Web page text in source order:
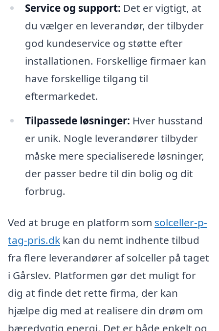
Service og support: Det er vigtigt, at
du vælger en leverandør, der tilbyder
god kundeservice og støtte efter
installationen. Forskellige firmaer kan
have forskellige tilgang til
eftermarkedet.
Tilpassede løsninger: Hver husstand
er unik. Nogle leverandører tilbyder
måske mere specialiserede løsninger,
der passer bedre til din bolig og dit
forbrug.
Ved at bruge en platform som solceller-p-
tag-pris.dk kan du nemt indhente tilbud
fra flere leverandører af solceller på taget
i Gårslev. Platformen gør det muligt for
dig at finde det rette firma, der kan
hjælpe dig med at realisere din drøm om
bæredygtig energi. Det er både enkelt og